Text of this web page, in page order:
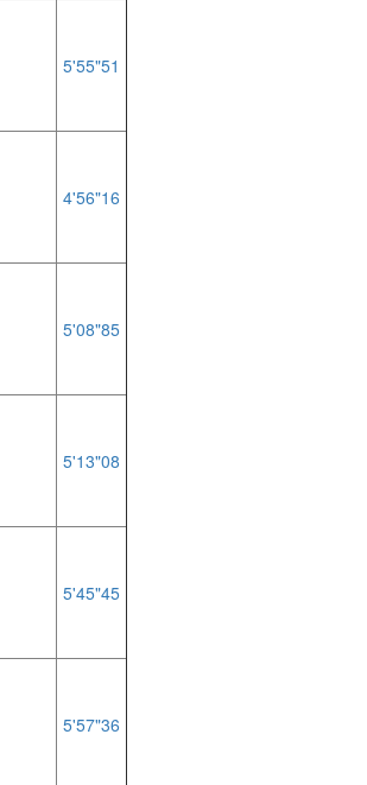
5'55"51
4'56"16
5'08"85
5'13"08
5'45"45
5'57"36